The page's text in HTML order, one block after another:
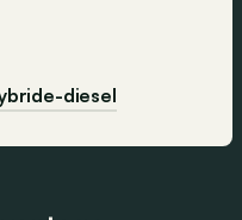
diesel